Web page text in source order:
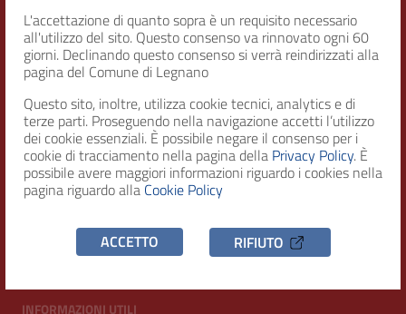
L'accettazione di quanto sopra è un requisito necessario
all'utilizzo del sito. Questo consenso va rinnovato ogni 60
giorni. Declinando questo consenso si verrà reindirizzati alla
pagina del Comune di Legnano
Questo sito, inoltre, utilizza cookie tecnici, analytics e di
terze parti. Proseguendo nella navigazione accetti l’utilizzo
dei cookie essenziali. È possibile negare il consenso per i
cookie di tracciamento nella pagina della Privacy Policy. È
possibile avere maggiori informazioni riguardo i cookies nella
pagina riguardo alla Cookie Policy
ACCETTO RIFIUTO
RECAPITI
Piazza San Magno 9
20025, Legnano (MI)
Telefono
(+39) 0331471111
C.F. / P.IVA
00807960158
INFORMAZIONI UTILI